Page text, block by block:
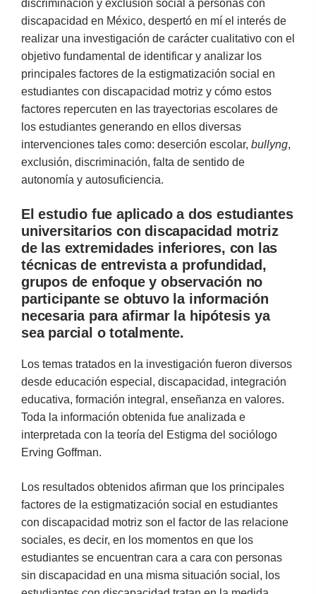
discriminación y exclusión social a personas con
discapacidad en México, despertó en mí el interés de
realizar una investigación de carácter cualitativo con el
objetivo fundamental de identificar y analizar los
principales factores de la estigmatización social en
estudiantes con discapacidad motriz y cómo estos
factores repercuten en las trayectorias escolares de
los estudiantes generando en ellos diversas
intervenciones tales como: deserción escolar, bullyng,
exclusión, discriminación, falta de sentido de
autonomía y autosuficiencia.
El estudio fue aplicado a dos estudiantes
universitarios con discapacidad motriz
de las extremidades inferiores, con las
técnicas de entrevista a profundidad,
grupos de enfoque y observación no
participante se obtuvo la información
necesaria para afirmar la hipótesis ya
sea parcial o totalmente.
Los temas tratados en la investigación fueron diversos
desde educación especial, discapacidad, integración
educativa, formación integral, enseñanza en valores.
Toda la información obtenida fue analizada e
interpretada con la teoría del Estigma del sociólogo
Erving Goffman.
Los resultados obtenidos afirman que los principales
factores de la estigmatización social en estudiantes
con discapacidad motriz son el factor de las relacione
sociales, es decir, en los momentos en que los
estudiantes se encuentran cara a cara con personas
sin discapacidad en una misma situación social, los